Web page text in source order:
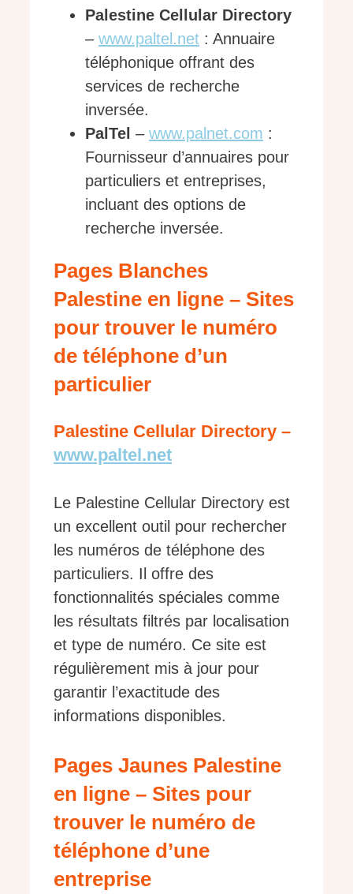
Palestine Cellular Directory
– www.paltel.net : Annuaire
téléphonique offrant des
services de recherche
inversée.
PalTel – www.palnet.com :
Fournisseur d’annuaires pour
particuliers et entreprises,
incluant des options de
recherche inversée.
Pages Blanches
Palestine en ligne – Sites
pour trouver le numéro
de téléphone d’un
particulier
Palestine Cellular Directory –
www.paltel.net
Le Palestine Cellular Directory est
un excellent outil pour rechercher
les numéros de téléphone des
particuliers. Il offre des
fonctionnalités spéciales comme
les résultats filtrés par localisation
et type de numéro. Ce site est
régulièrement mis à jour pour
garantir l’exactitude des
informations disponibles.
Pages Jaunes Palestine
en ligne – Sites pour
trouver le numéro de
téléphone d’une
entreprise